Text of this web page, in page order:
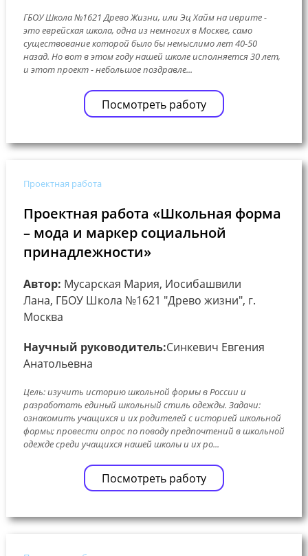
ГБОУ Школа №1621 Древо Жизни, или Эц Хайм на иврите -
это еврейская школа, одна из немногих в Москве, само
существование которой было бы немыслимо лет 40-50
назад. Но вот в этом году нашей школе исполняется 30 лет,
и этот проект - небольшое поздравле...
Посмотреть работу
Проектная работа
Проектная работа «Школьная форма
– мода и маркер социальной
принадлежности»
Автор: Мусарская Мария, Иосибашвили
Лана, ГБОУ Школа №1621 "Древо жизни", г.
Москва
Научный руководитель:Синкевич Евгения
Анатольевна
Цель: изучить историю школьной формы в России и
разработать единый школьный стиль одежды. Задачи:
ознакомить учащихся и их родителей с историей школьной
формы; провести опрос по поводу предпочтений в школьной
одежде среди учащихся нашей школы и их ро...
Посмотреть работу